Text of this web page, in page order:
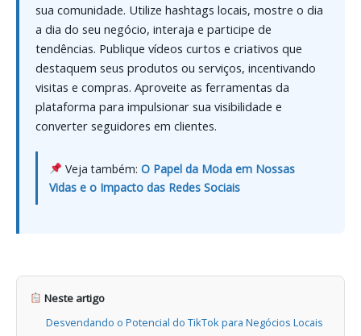
sua comunidade. Utilize hashtags locais, mostre o dia
a dia do seu negócio, interaja e participe de
tendências. Publique vídeos curtos e criativos que
destaquem seus produtos ou serviços, incentivando
visitas e compras. Aproveite as ferramentas da
plataforma para impulsionar sua visibilidade e
converter seguidores em clientes.
Veja também: O Papel da Moda em Nossas
Vidas e o Impacto das Redes Sociais
Neste artigo
Desvendando o Potencial do TikTok para Negócios Locais